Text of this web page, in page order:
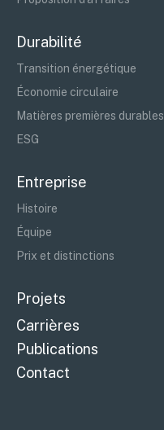
Durabilité
Transition énergétique
Économie circulaire
Matières premières durables
ESG
Entreprise
Histoire
Équipe
Prix et distinctions
Projets
Carrières
Publications
Contact